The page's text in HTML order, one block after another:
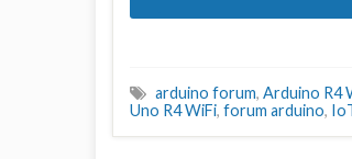
arduino forum, Arduino R4
Uno R4 WiFi, forum arduino,